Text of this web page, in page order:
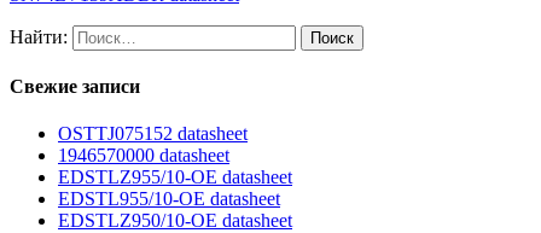
Найти:
Свежие записи
OSTTJ075152 datasheet
1946570000 datasheet
EDSTLZ955/10-OE datasheet
EDSTL955/10-OE datasheet
EDSTLZ950/10-OE datasheet